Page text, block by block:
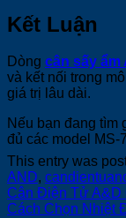
Kết Luận
Dòng cân sấy ẩm
và kết nối trong
giá trị lâu dài.
Nếu bạn đang tìm
đủ các model MS-
This entry was
AND,
Cân Điện Tử A&D
Cách Chọn Nhiệt